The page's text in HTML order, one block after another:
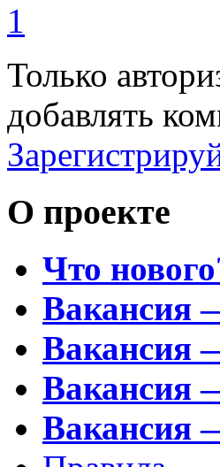
1
Только
добавлять
О проекте
Что
Вакансия
Вакансия
Вакансия
Вакансия